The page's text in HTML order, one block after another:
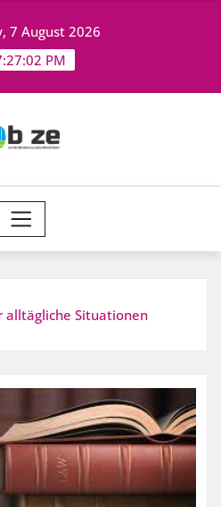
7 August 2026
PM
alltägliche Situationen